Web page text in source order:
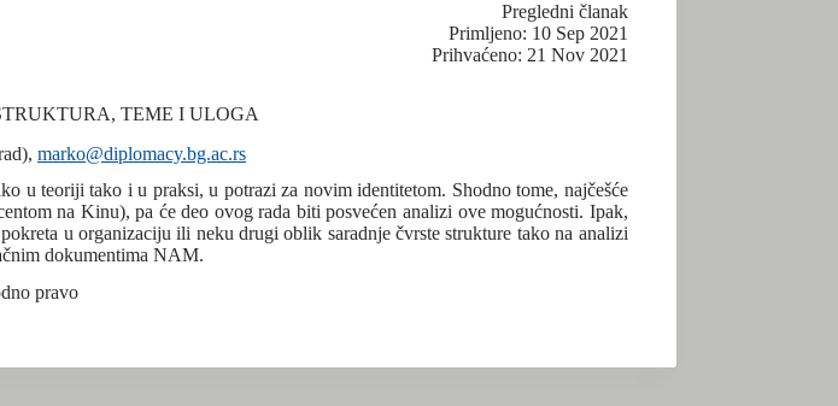
Pregledni članak
Primljeno: 10 Sep 2021
Prihvaćeno: 21 Nov 2021
TEME I ULOGA
marko@diplomacy.bg.ac.rs
u teoriji tako i u praksi, u potrazi za novim identitetom. Shodno tome, najčešće
na Kinu), pa će deo ovog rada biti posvećen analizi ove mogućnosti. Ipak,
u organizaciju ili neku drugi oblik saradnje čvrste strukture tako na analizi
dokumentima NAM.
pravo